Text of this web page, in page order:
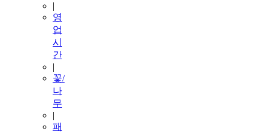
|
영
업
시
간
|
꽃/
나
무
|
패